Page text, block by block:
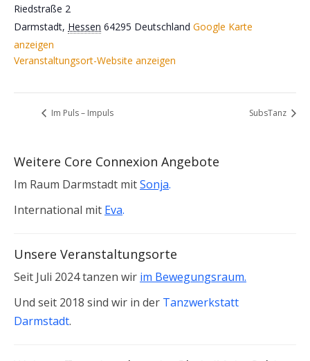
Riedstraße 2
Darmstadt, Hessen 64295 Deutschland Google Karte
anzeigen
Veranstaltungsort-Website anzeigen
Im Puls – Impuls SubsTanz
Weitere Core Connexion Angebote
Im Raum Darmstadt mitSonja.
International mit Eva.
Unsere Veranstaltungsorte
Seit Juli 2024 tanzen wir im Bewegungsraum.
Und seit 2018 sind wir in der Tanzwerkstatt
Darmstadt.